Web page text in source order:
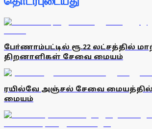
போ்ணாம்பட்டில் ரூ.22 லட்சத்தில்
திறனாளிகள் சேவை மையம்
ரயில்வே அஞ்சல் சேவை
மையம்